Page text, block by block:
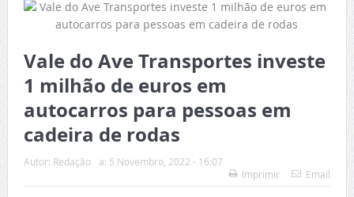
Vale do Ave Transportes investe
1 milhão de euros em
autocarros para pessoas em
cadeira de rodas
Autor: Redação a: 5 Novembro, 2022 - 16:07
Imprimir
Email